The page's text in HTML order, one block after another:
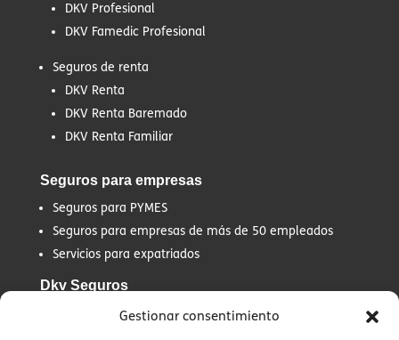
Gestionar consentimiento
DKV Profesional
DKV Famedic Profesional
Seguros de renta
DKV Renta
DKV Renta Baremado
DKV Renta Familiar
Seguros para empresas
Seguros para PYMES
Seguros para empresas de más de 50 empleados
Servicios para expatriados
Dkv Seguros
Quiénes Somos